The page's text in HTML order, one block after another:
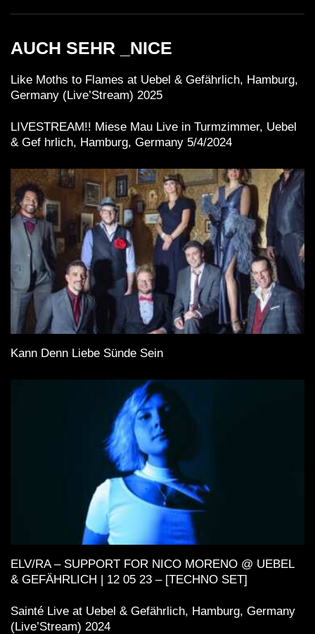
AUCH SEHR _NICE
Like Moths to Flames at Uebel & Gefährlich, Hamburg,
Germany (Live’Stream) 2025
LIVESTREAM!! Miese Mau Live in Turmzimmer, Uebel
& Gef hrlich, Hamburg, Germany 5/4/2024
Kann Denn Liebe Sünde Sein
ELV/RA – SUPPORT FOR NICO MORENO @ UEBEL
& GEFÄHRLICH | 12 05 23 – [TECHNO SET]
Sainté Live at Uebel & Gefährlich, Hamburg, Germany
(Live’Stream) 2024